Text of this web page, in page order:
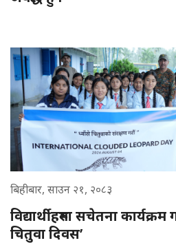
बिहीबार, साउन २१, २०८३
विद्यार्थीहरुमा सचेतना
चितुवा दिवस’